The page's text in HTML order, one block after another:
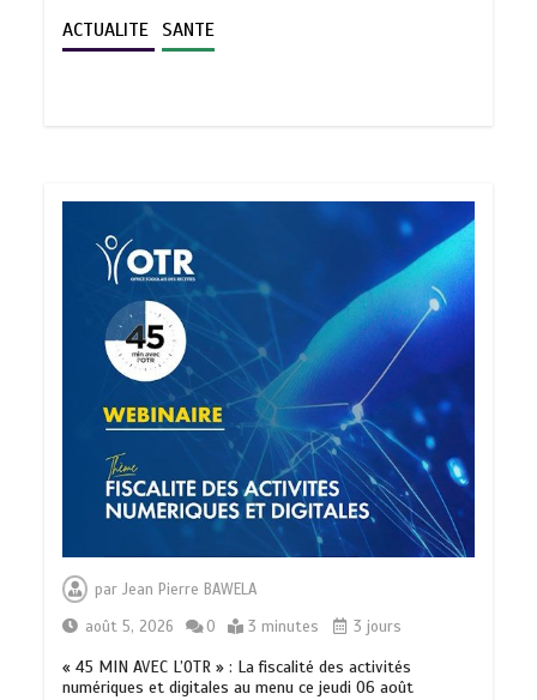
ACTUALITE SANTE
parJean Pierre BAWELA
août 5, 2026
0 3 minutes 3 jours
« 45 MIN AVEC L’OTR » : La fiscalité des activités
numériques et digitales au menu ce jeudi 06 août
TRANSFORMATION SOCIALE :
Feuille de route
5 minutes